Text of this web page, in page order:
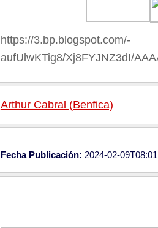
https://3.bp.blogspot.com/-
aufUlwKTig8/Xj8FYJNZ3dI/
Arthur Cabral (Benfica)
Fecha Publicación: 2024-02-